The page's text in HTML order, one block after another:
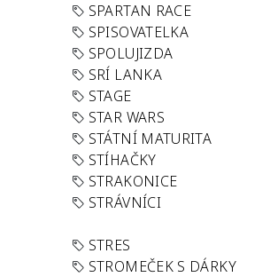
SPARTAN RACE
SPISOVATELKA
SPOLUJIZDA
SRÍ LANKA
STAGE
STAR WARS
STÁTNÍ MATURITA
STÍHAČKY
STRAKONICE
STRÁVNÍCI
STRES
STROMEČEK S DÁRKY